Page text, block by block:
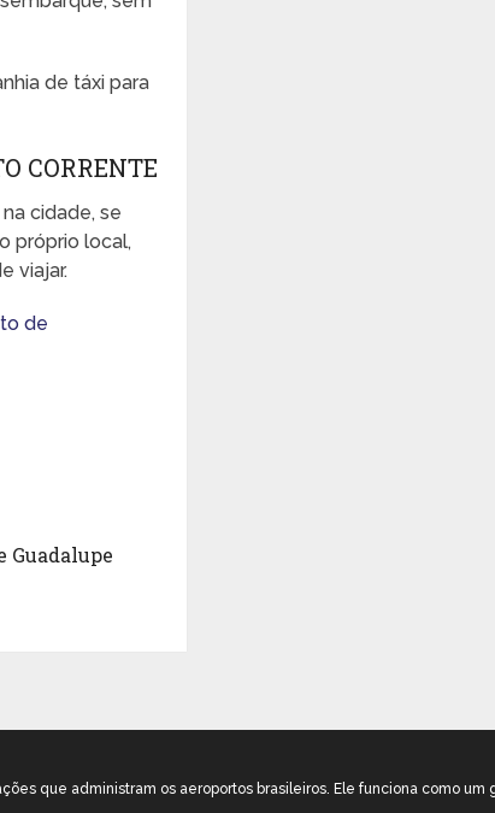
de táxi para
CORRENTE
cidade, se
próprio local,
viajar.
de
Guadalupe
que administram os aeroportos brasileiros. Ele funciona como